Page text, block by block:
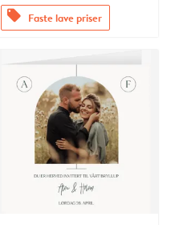
offers Faste lave priser